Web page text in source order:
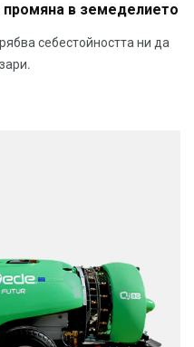
промяна в земеделието
себестойността ни да